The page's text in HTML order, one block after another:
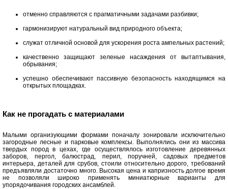
отменно справляются с прагматичными задачами разбивки;
гармонизируют натуральный вид природного объекта;
служат отличной основой для ускорения роста ампельных растений;
качественно защищают зеленые насаждения от вытаптывания,
обрывания;
успешно обеспечивают пассивную безопасность находящимся на
открытых площадках.
Как не прогадать с материалами
Малыми организующими формами поначалу зонировали исключительно
загородные лесные и парковые комплексы. Выполнялись они из массива
твердых пород в цехах, где осуществлялось изготовление деревянных
заборов, пергол, балюстрад, перил, поручней, садовых предметов
интерьера, деталей для срубов, стоили относительно дорого, требований
предъявляли достаточно много. Высокая цена и капризность долгое время
не позволяли широко применять миниатюрные варианты для
упорядочивания городских ансамблей.